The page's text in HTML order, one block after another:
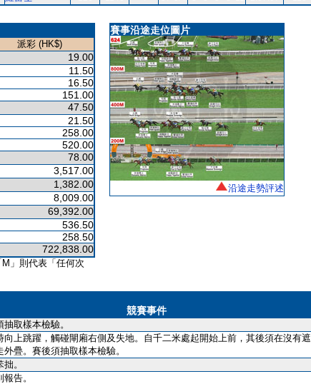
派彩 (HK$)
19.00
11.50
16.50
151.00
47.50
21.50
258.00
520.00
78.00
3,517.00
1,382.00
8,009.00
69,392.00
536.50
258.50
722,838.00
」則代表「任何次
賽事沿途走位圖片
沿途走勢評述
競賽事件
抽取樣本檢驗。
向上跳躍，觸碰閘廂右側及失地。自千二米處起開始上前，其後須在沒有遮
外疊。賽後須抽取樣本檢驗。
。
告。